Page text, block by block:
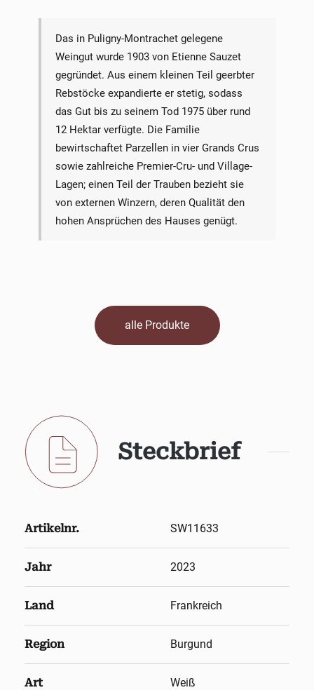
Das in Puligny-Montrachet gelegene
Weingut wurde 1903 von Etienne Sauzet
gegründet. Aus einem kleinen Teil geerbter
Rebstöcke expandierte er stetig, sodass
das Gut bis zu seinem Tod 1975 über rund
12 Hektar verfügte. Die Familie
bewirtschaftet Parzellen in vier Grands Crus
sowie zahlreiche Premier-Cru- und Village-
Lagen; einen Teil der Trauben bezieht sie
von externen Winzern, deren Qualität den
hohen Ansprüchen des Hauses genügt.
alle Produkte
Steckbrief
Artikelnr. SW11633
Jahr 2023
Land Frankreich
Region Burgund
Art Weiß